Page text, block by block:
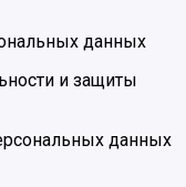
данных
и защиты
данных